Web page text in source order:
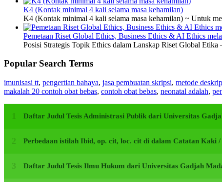
K4 (Kontak minimal 4 kali selama masa kehamilan)
K4 (Kontak minimal 4 kali selama masa kehamilan) ~ Untuk
Pemetaan Riset Global Ethics, Business Ethics & AI Ethics
Posisi Strategis Topik Ethics dalam Lanskap Riset Global
Popular Search Terms
imunisasi tt, pengertian bahaya, jasa pembuatan skripsi, metode
makalah 20 contoh obat bebas, contoh obat bebas, neonatal adalah,
Daftar Judul Tesis Administrasi Publik dari Universitas
Perbedaan istilah Ibid, op. cit, loc. cit di dalam Catatan Kaki /
Daftar Judul Tesis Ilmu Hukum dari Universitas Gadjah